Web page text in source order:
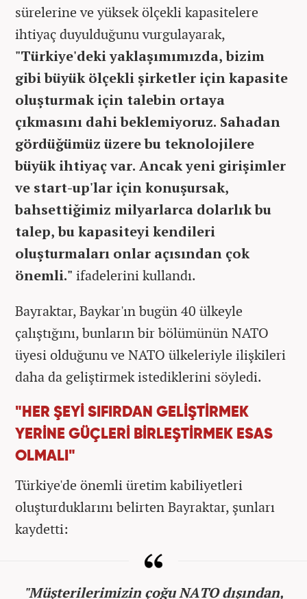
sürelerine ve yüksek ölçekli kapasitelere
ihtiyaç duyulduğunu vurgulayarak,
"Türkiye'deki yaklaşımımızda, bizim
gibi büyük ölçekli şirketler için kapasite
oluşturmak için talebin ortaya
çıkmasını dahi beklemiyoruz. Sahadan
gördüğümüz üzere bu teknolojilere
büyük ihtiyaç var. Ancak yeni girişimler
ve start-up'lar için konuşursak,
bahsettiğimiz milyarlarca dolarlık bu
talep, bu kapasiteyi kendileri
oluşturmaları onlar açısından çok
önemli." ifadelerini kullandı.
Bayraktar, Baykar'ın bugün 40 ülkeyle
çalıştığını, bunların bir bölümünün NATO
üyesi olduğunu ve NATO ülkeleriyle ilişkileri
daha da geliştirmek istediklerini söyledi.
"HER ŞEYİ SIFIRDAN GELİŞTİRMEK
YERİNE GÜÇLERİ BİRLEŞTİRMEK ESAS
OLMALI"
Türkiye'de önemli üretim kabiliyetleri
oluşturduklarını belirten Bayraktar, şunları
kaydetti:
"Müşterilerimizin çoğu NATO dışından,